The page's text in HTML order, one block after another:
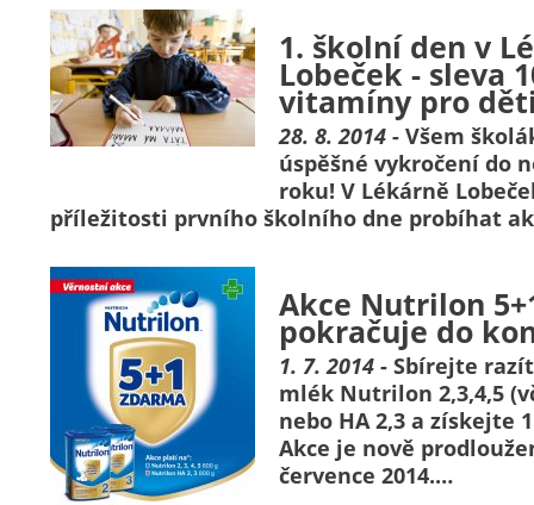
1. školní den v
Lobeček - sleva
vitamíny pro
28. 8. 2014 - Všem
úspěšné vykročení do
roku! V Lékárně
příležitosti prvního školního dne probíhat
Akce Nutrilon
pokračuje do
1. 7. 2014 - Sbírejte
mlék Nutrilon 2,3,4,5
nebo HA 2,3 a získejte
Akce je nově
července 2014.…